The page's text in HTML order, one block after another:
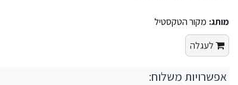
מותג: מקור הטקסטיל
לעגלה
אפשרויות משלוח: